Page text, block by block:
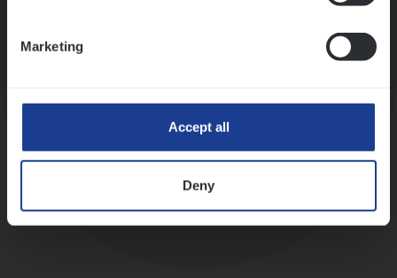
Marketing
Accept all
Deny